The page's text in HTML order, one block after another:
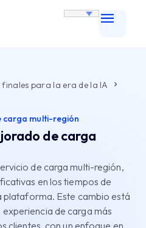
para la era de la IA
carga multi-región
de carga
de carga multi-región,
en los tiempos de
plataforma. Este cambio está
de carga más
clientes, con un enfoque en